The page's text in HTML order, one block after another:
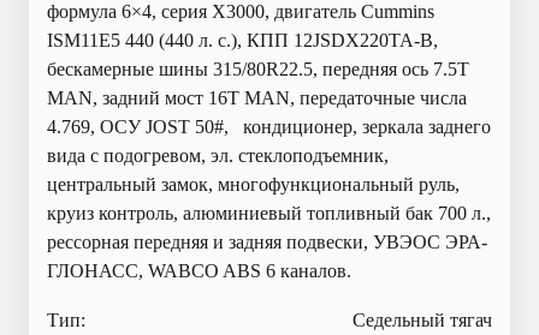
формула 6×4, серия X3000, двигатель Cummins
ISM11E5 440 (440 л. с.), КПП 12JSDX220TA-B,
бескамерные шины 315/80R22.5, передняя ось 7.5T
MAN, задний мост 16T MAN, передаточные числа
4.769, ОСУ JOST 50#, кондиционер, зеркала заднего
вида с подогревом, эл. стеклоподъемник,
центральный замок, многофункциональный руль,
круиз контроль, алюминиевый топливный бак 700 л.,
рессорная передняя и задняя подвески, УВЭОС ЭРА-
ГЛОНАСС, WABCO ABS 6 каналов.
Тип:
Седельный тягач